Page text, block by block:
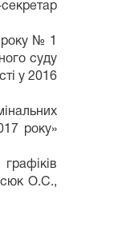
року № 1
суду
у 2016
року»
О.С.,